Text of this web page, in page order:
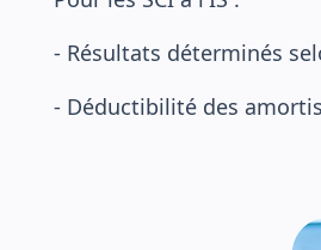
- Résultats déterminés
- Déductibilité des